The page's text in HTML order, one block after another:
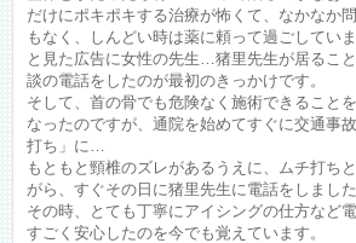
だけにポキポキする治療が怖くて、なかなか
もなく、しんどい時は薬に頼って過ごしてい
と見た広告に女性の先生…猪里先生が居るこ
談の電話をしたのが最初のきっかけです。
そして、首の骨でも危険なく施術できること
なったのですが、通院を始めてすぐに交通事
打ち」に…
もともと頸椎のズレがあるうえに、ムチ打ち
がら、すぐその日に猪里先生に電話をしました
その時、とても丁寧にアイシングの仕方など
すごく安心したのを今でも覚えています。